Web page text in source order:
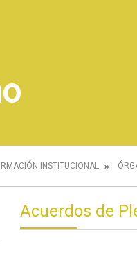
INSTITUCIONAL
Acuerdos de